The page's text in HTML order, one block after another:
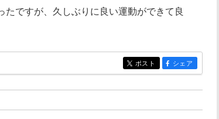
ですが、久しぶりに良い運動ができて良
entry434
ポスト entry434
シェア